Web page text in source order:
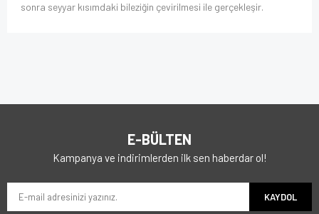
sonra seyyar kısımdaki bileziğin çevirilmesi ile gerçekleşir.
E-BÜLTEN
Kampanya ve indirimlerden ilk sen haberdar ol!
KAYDOL